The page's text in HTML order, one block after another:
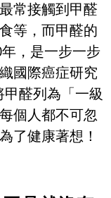
常接觸到甲醛
等，而甲醛的
，是一步一步
國際癌症研究
醛列為「一級
個人都不可忽
了健康著想！